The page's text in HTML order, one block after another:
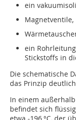
ein
Magnetventile,
ein
Stickstoffs in
Die schematische
das Prinzip
In einem
befindet sich